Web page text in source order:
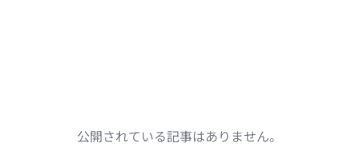
公開されている記事はありません。